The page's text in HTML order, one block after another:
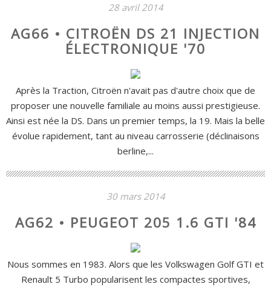
28 avril 2014
AG66 • CITROËN DS 21 INJECTION
ÉLECTRONIQUE '70
Après la Traction, Citroën n'avait pas d'autre choix que de
proposer une nouvelle familiale au moins aussi prestigieuse.
Ainsi est née la DS. Dans un premier temps, la 19. Mais la belle
évolue rapidement, tant au niveau carrosserie (déclinaisons
berline,...
30 mars 2014
AG62 • PEUGEOT 205 1.6 GTI '84
Nous sommes en 1983. Alors que les Volkswagen Golf GTI et
Renault 5 Turbo popularisent les compactes sportives,